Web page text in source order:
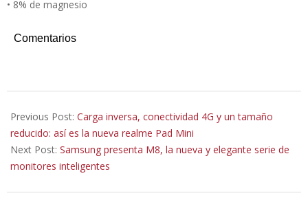
• 8% de magnesio
Comentarios
04-
05
Previous Post: Carga inversa, conectividad 4G y un tamaño
reducido: así es la nueva realme Pad Mini
Next Post: Samsung presenta M8, la nueva y elegante serie de
monitores inteligentes